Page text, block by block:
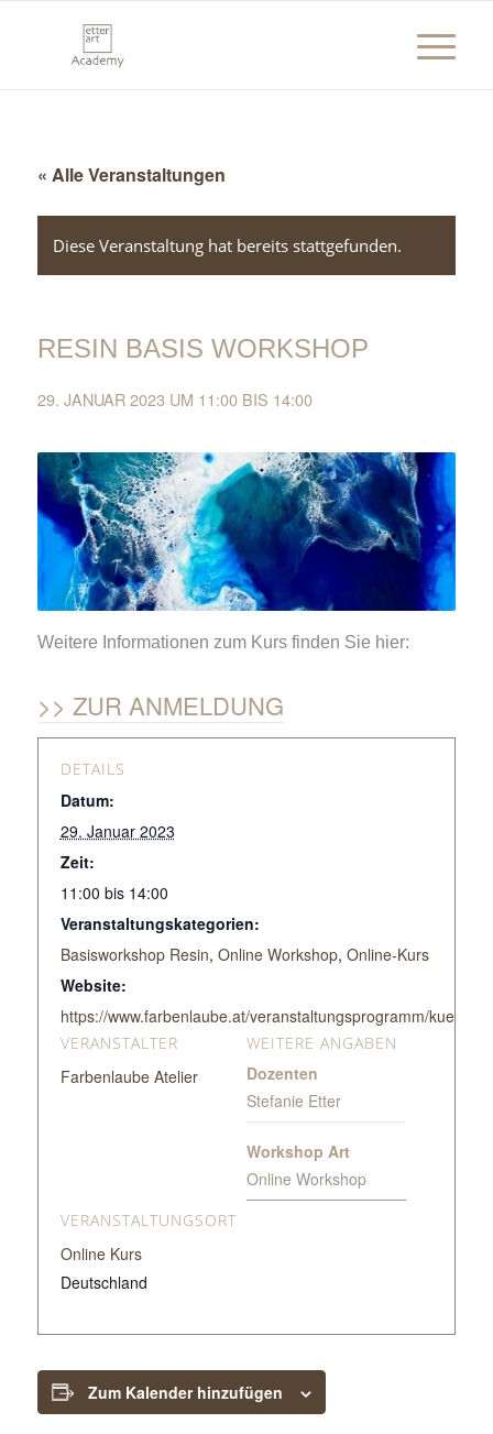
« Alle Veranstaltungen
Diese Veranstaltung hat bereits stattgefunden.
RESIN BASIS WORKSHOP
29. JANUAR 2023 UM 11:00BIS 14:00
Weitere Informationen zum Kurs finden Sie hier:
ZUR ANMELDUNG
DETAILS
Datum:
29. Januar 2023
Zeit:
11:00 bis 14:00
Veranstaltungskategorien:
Basisworkshop Resin, Online Workshop, Online-Kurs
Website:
https://www.farbenlaube.at/veranstaltungsprogramm/
VERANSTALTUNGSORT
Online Kurs
Deutschland
VERANSTALTER
Farbenlaube Atelier
WEITERE ANGABEN
Dozenten
Stefanie Etter
Workshop Art
Online Workshop
Zum Kalender hinzufügen